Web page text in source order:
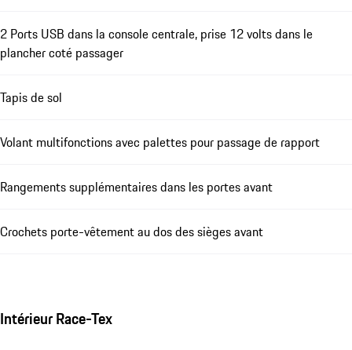
2 Ports USB dans la console centrale, prise 12 volts dans le
plancher coté passager
Tapis de sol
Volant multifonctions avec palettes pour passage de rapport
Rangements supplémentaires dans les portes avant
Crochets porte-vêtement au dos des sièges avant
Intérieur Race-Tex